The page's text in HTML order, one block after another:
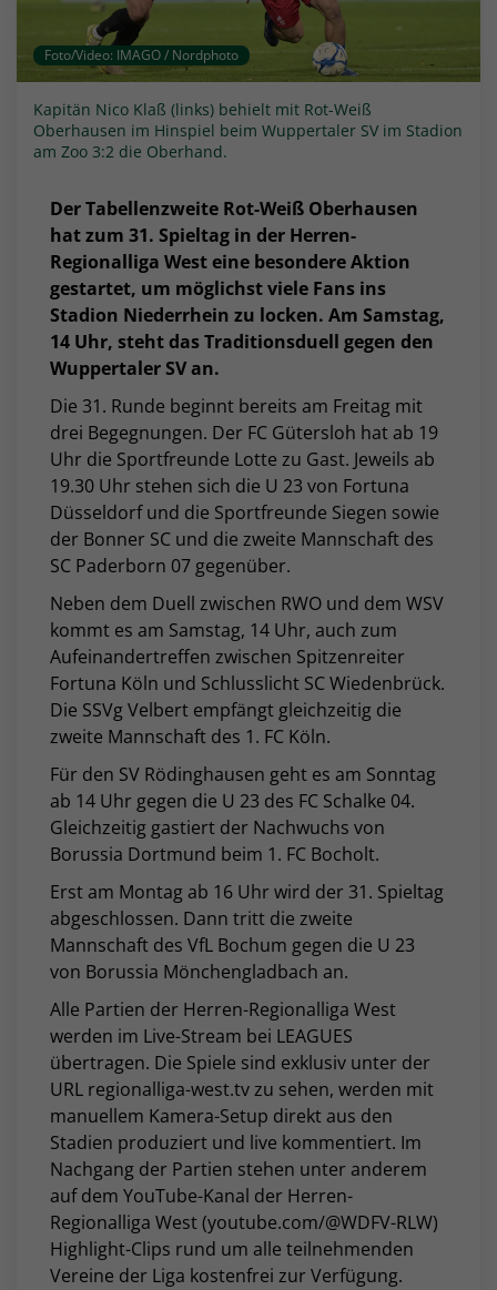
Foto/Video: IMAGO / Nordphoto
Kapitän Nico Klaß (links) behielt mit Rot-Weiß
Oberhausen im Hinspiel beim Wuppertaler SV im Stadion
am Zoo 3:2 die Oberhand.
Der Tabellenzweite Rot-Weiß Oberhausen
hat zum 31. Spieltag in der Herren-
Regionalliga West eine besondere Aktion
gestartet, um möglichst viele Fans ins
Stadion Niederrhein zu locken. Am Samstag,
14 Uhr, steht das Traditionsduell gegen den
Wuppertaler SV an.
Die 31. Runde beginnt bereits am Freitag mit
drei Begegnungen. Der FC Gütersloh hat ab 19
Uhr die Sportfreunde Lotte zu Gast. Jeweils ab
19.30 Uhr stehen sich die U 23 von Fortuna
Düsseldorf und die Sportfreunde Siegen sowie
der Bonner SC und die zweite Mannschaft des
SC Paderborn 07 gegenüber.
Neben dem Duell zwischen RWO und dem WSV
kommt es am Samstag, 14 Uhr, auch zum
Aufeinandertreffen zwischen Spitzenreiter
Fortuna Köln und Schlusslicht SC Wiedenbrück.
Die SSVg Velbert empfängt gleichzeitig die
zweite Mannschaft des 1. FC Köln.
Für den SV Rödinghausen geht es am Sonntag
ab 14 Uhr gegen die U 23 des FC Schalke 04.
Gleichzeitig gastiert der Nachwuchs von
Borussia Dortmund beim 1. FC Bocholt.
Erst am Montag ab 16 Uhr wird der 31. Spieltag
abgeschlossen. Dann tritt die zweite
Mannschaft des VfL Bochum gegen die U 23
von Borussia Mönchengladbach an.
Alle Partien der Herren-Regionalliga West
werden im Live-Stream bei LEAGUES
übertragen. Die Spiele sind exklusiv unter der
URL regionalliga-west.tv zu sehen, werden mit
manuellem Kamera-Setup direkt aus den
Stadien produziert und live kommentiert. Im
Nachgang der Partien stehen unter anderem
auf dem YouTube-Kanal der Herren-
Regionalliga West (youtube.com/@WDFV-RLW)
Highlight-Clips rund um alle teilnehmenden
Vereine der Liga kostenfrei zur Verfügung.